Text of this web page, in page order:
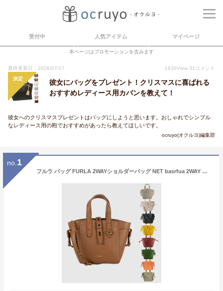
受付中 人気アイテム マイページ
本ページはプロモーションを含みます
最終更新日：2026/07/17 1839View 31 コメント
決定
彼女にバッグをプレゼント！クリスマスに喜ばれる
おすすめレディース用カバンを教えて！
彼女へのクリスマスプレゼントはバッグにしようと思います。おしゃれでシンプル
なレディース用の鞄でおすすめがあったら教えてほしいです。
ocruyo(オクルヨ)編集部
no. 1
フルラ バッグ FURLA 2WAYショルダーバッグ NET basrfua 2WAY ショルダー バッグ ボストン ワンショルダー かばん 鞄 肩掛け 肩がけ レディース ブランド レザー 本革 30日間返品保証 楽天スーパーセール